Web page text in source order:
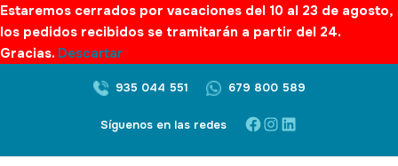
Estaremos cerrados por vacaciones del 10 al 23 de agosto,
los pedidos recibidos se tramitarán a partir del 24.
Gracias. Descartar
935 044 551 679 800 589
Síguenos en las redes Facebook
Instagram
LinkedIn